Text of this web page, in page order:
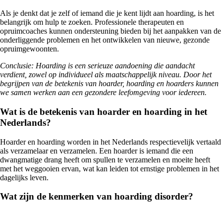
Als je denkt dat je zelf of iemand die je kent lijdt aan hoarding, is het
belangrijk om hulp te zoeken. Professionele therapeuten en
opruimcoaches kunnen ondersteuning bieden bij het aanpakken van de
onderliggende problemen en het ontwikkelen van nieuwe, gezonde
opruimgewoonten.
Conclusie: Hoarding is een serieuze aandoening die aandacht
verdient, zowel op individueel als maatschappelijk niveau. Door het
begrijpen van de betekenis van hoarder, hoarding en hoarders kunnen
we samen werken aan een gezondere leefomgeving voor iedereen.
Wat is de betekenis van hoarder en hoarding in het
Nederlands?
Hoarder en hoarding worden in het Nederlands respectievelijk vertaald
als verzamelaar en verzamelen. Een hoarder is iemand die een
dwangmatige drang heeft om spullen te verzamelen en moeite heeft
met het weggooien ervan, wat kan leiden tot ernstige problemen in het
dagelijks leven.
Wat zijn de kenmerken van hoarding disorder?